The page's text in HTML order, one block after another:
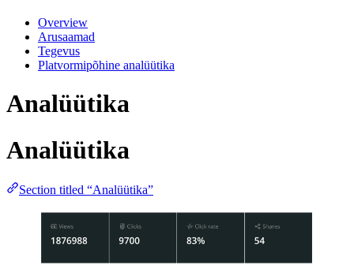
Overview
Arusaamad
Tegevus
Platvormipõhine analüütika
Analüütika
Analüütika
Section titled “Analüütika”